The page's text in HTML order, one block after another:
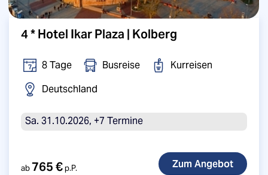
4 * Hotel Ikar Plaza | Kolberg
8 Tage Busreise
Kurreisen
Deutschland
Sa. 31.10.2026, +7 Termine
ab765 €p.P.